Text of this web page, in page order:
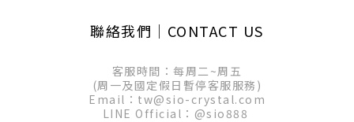
聯絡我們│CONTACT US
客服時間：每周二~周五
(周一及國定假日暫停客服服務)
Email：tw@sio-crystal.com
LINE Official： @sio888